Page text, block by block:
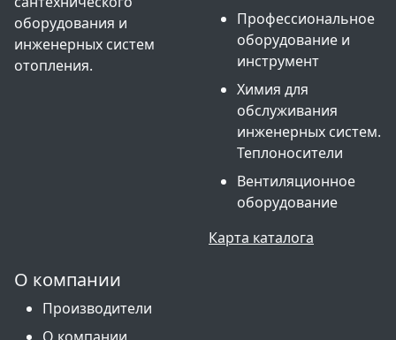
оборудования и
инженерных систем
отопления.
Профессиональное
оборудование и
инструмент
Химия для
обслуживания
инженерных систем.
Теплоносители
Вентиляционное
оборудование
Карта каталога
О компании
Производители